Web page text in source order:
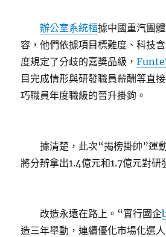
辦公室系統櫃據中國重汽團
容，他們依據項目標難度、科技
度規定了分歧的嘉獎品級，Funte
目完成情形與研發職員薪酬等直
巧職員年度職級的晉升掛鉤。
據清楚，此次“揭榜掛帥”運
將分辨拿出1.4億元和1.7億元對研
改造永遠在路上。“實行國企
造三年舉動，連續優化市場化選